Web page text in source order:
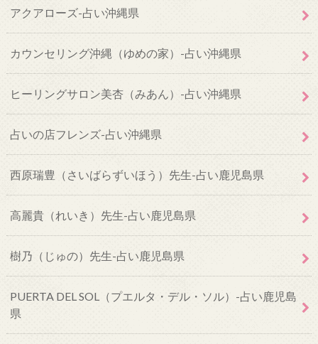
アクアローズ-占い沖縄県
カウンセリング沖縄（ゆめの家）-占い沖縄県
ヒーリングサロン美杏（みあん）-占い沖縄県
占いの店フレンズ-占い沖縄県
西原瑞豊（さいばらずいほう）先生-占い鹿児島県
高麗貴（れいき）先生-占い鹿児島県
樹乃（じゅの）先生-占い鹿児島県
PUERTA DEL SOL（プエルタ・デル・ソル）-占い鹿児島
県